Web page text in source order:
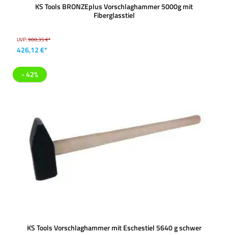
KS Tools BRONZEplus Vorschlaghammer 5000g mit
Fiberglasstiel
UVP:900,35 €*
426,12 €*
- 42%
KS Tools Vorschlaghammer mit Eschestiel 5640 g schwer